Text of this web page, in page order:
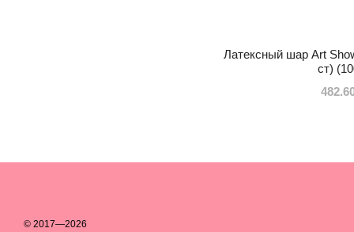
Латексный шар Art
ст)
© 2017—2026